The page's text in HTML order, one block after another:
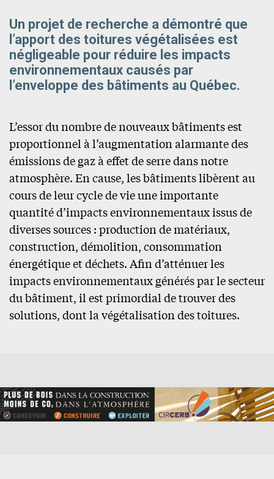
Un projet de recherche a démontré que
l’apport des toitures végétalisées est
négligeable pour réduire les impacts
environnementaux causés par
l’enveloppe des bâtiments au Québec.
L’essor du nombre de nouveaux bâtiments est
proportionnel à l’augmentation alarmante des
émissions de gaz à effet de serre dans notre
atmosphère. En cause, les bâtiments libèrent au
cours de leur cycle de vie une importante
quantité d’impacts environnementaux issus de
diverses sources : production de matériaux,
construction, démolition, consommation
énergétique et déchets. Afin d’atténuer les
impacts environnementaux générés par le secteur
du bâtiment, il est primordial de trouver des
solutions, dont la végétalisation des toitures.